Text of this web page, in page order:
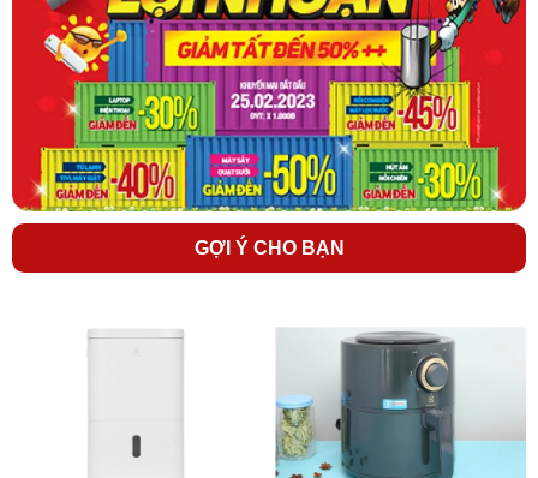
Lưu ý sử dụng lò vi sóng Electrolux EMM23K22B
- Không nên dùng lò vi sóng chung ổ điện với các thiết bị điện khác.
- Không sử dụng đồ đựng thức ăn bằng kim loại khi cho vào lò vi
13 thứ tuyệt đối không được cho vào lò vi sóng
GỢI Ý CHO BẠN